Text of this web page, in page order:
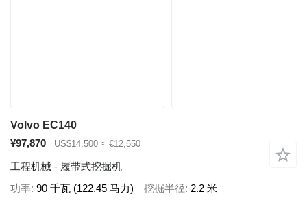
Volvo EC140
¥97,870
US$14,500 ≈ €12,550
工程机械 - 履带式挖掘机
功率 90 千瓦 (122.45 马力) 挖掘半径 2.2 米